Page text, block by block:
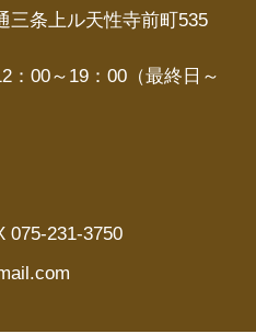
三条上ル天性寺前町535
00～19：00（最終日～
075-231-3750